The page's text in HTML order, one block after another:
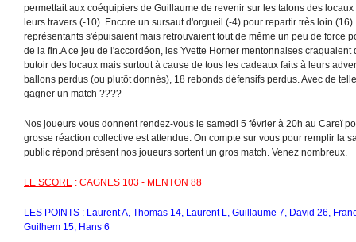
permettait aux coéquipiers de Guillaume de revenir sur les talons des
leurs travers (-10). Encore un sursaut d'orgueil (-4) pour repartir très loin
représentants s'épuisaient mais retrouvaient tout de même un peu de force
de la fin.A ce jeu de l'accordéon, les Yvette Horner mentonnaises
butoir des locaux mais surtout à cause de tous les cadeaux faits à leurs
ballons perdus (ou plutôt donnés), 18 rebonds défensifs perdus. Avec de
gagner un match ????
Nos joueurs vous donnent rendez-vous le samedi 5 février à 20h au Careï
grosse réaction collective est attendue. On compte sur vous pour remplir la
public répond présent nos joueurs sortent un gros match. Venez nombreux.
LE SCORE : CAGNES 103 - MENTON 88
LES POINTS : Laurent A, Thomas 14, Laurent L, Guillaume 7, David 26,
Guilhem 15, Hans 6